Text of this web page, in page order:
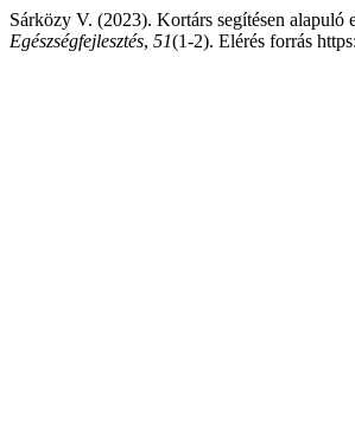
Sárközy V. (2023). Kortárs segítésen
Egészségfejlesztés, 51(1-2). Elérés forrás